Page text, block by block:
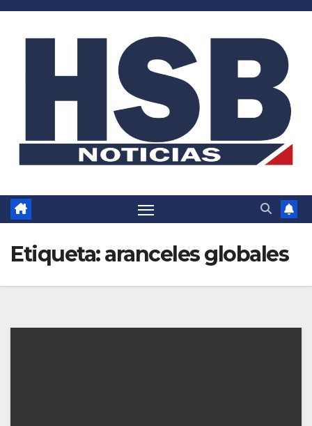
Saltar
Etiqueta:aranceles globales